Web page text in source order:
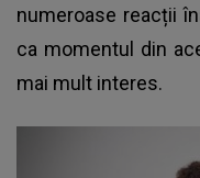
numeroase reacții
ca momentul din
mai mult interes.